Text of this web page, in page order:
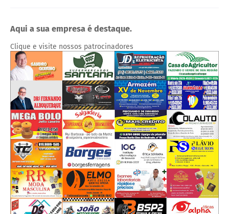
Aqui a sua empresa é destaque.
Clique e visite nossos patrocinadores